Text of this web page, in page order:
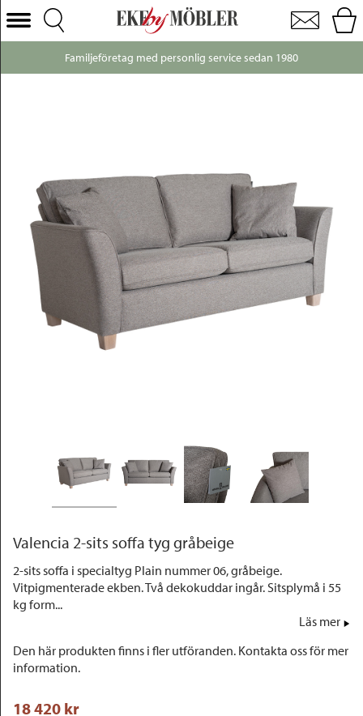
Valencia 2-sits soffa tyg gråbeige
Välj Kategori
Sängar
Förvaring
Inredning
Mattor
Belysning
Utemöbler
Familjeföretag med personlig service sedan 1980
Valencia 2-sits soffa tyg gråbeige
2-sits soffa i specialtyg Plain nummer 06, gråbeige.
Vitpigmenterade ekben. Två dekokuddar ingår. Sitsplymå i 55
kg form...
Läs mer
Den här produkten finns i fler utföranden. Kontakta oss för mer
information.
18 420 kr